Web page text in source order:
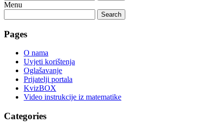
Menu
Search
Pages
O nama
Uvjeti korištenja
Oglašavanje
Prijatelji portala
KvizBOX
Video instrukcije iz matematike
Categories